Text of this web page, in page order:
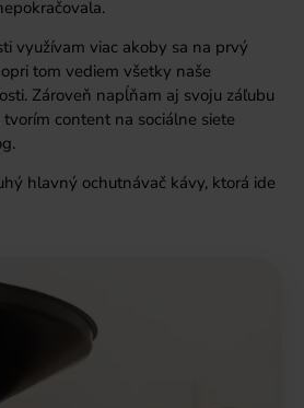
využívam viac akoby sa na prvý
tom vediem všetky naše
Zároveň napĺňam aj svoju záľubu
content na sociálne siete
hlavný ochutnávač kávy, ktorá ide